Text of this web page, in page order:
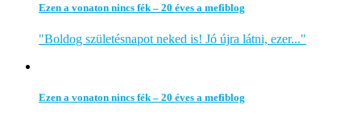
Ezen a vonaton nincs fék – 20 éves a mefiblog
"Boldog születésnapot neked is! Jó újra látni, ezer..."
Ezen a vonaton nincs fék – 20 éves a mefiblog